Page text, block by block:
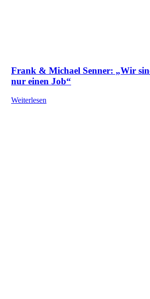
Frank & Michael Senner: „Wir
nur einen Job“
Weiterlesen